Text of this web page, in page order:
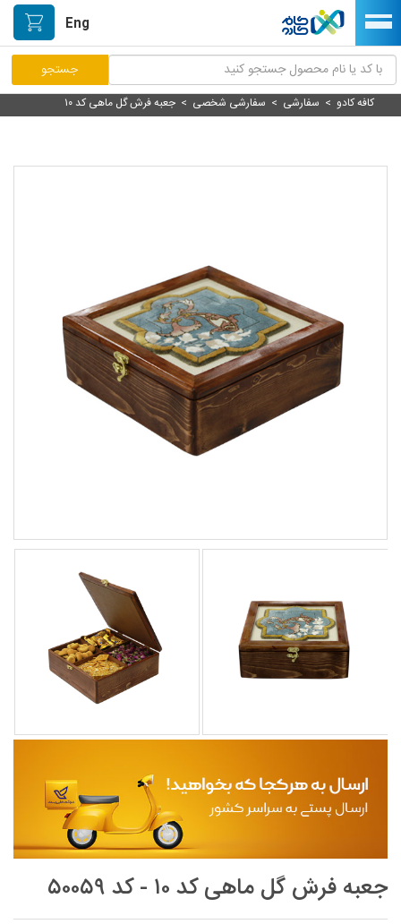
Eng
مرکز پاسخگویی مشتریان
دسته بندی محصولات
خیابان هنر/بازار دستآفریده ها
حمایت از تولیدکنندگان
کافه کادو > سفارشی > سفارشی شخصی > جعبه فرش گل ماهی کد ۱۰
جعبه فرش گل ماهی کد ۱۰ - کد ۵۰۰۵۹